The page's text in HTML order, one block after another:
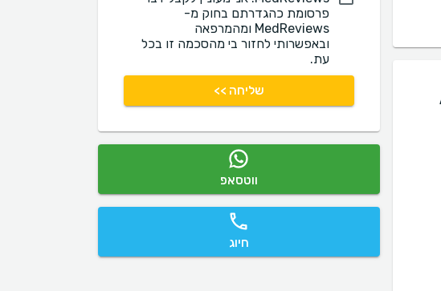
פרסומת כהגדרתם בחוק מ-
MedReviews ומהמרפאה
ובאפשרותי לחזור בי מהסכמה זו בכל
עת.
שליחה >>
ווטסאפ
חיוג